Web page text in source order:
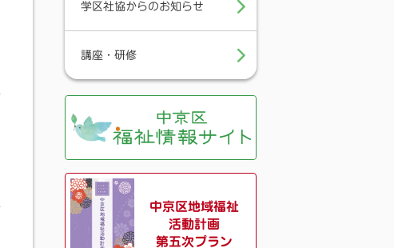
学区社協からのお知らせ
講座・研修
中京区地域福祉
活動計画
第五次プラン